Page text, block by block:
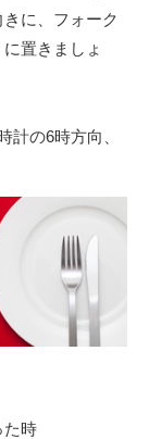
に、フォーク
置きましょ
の6時方向、
た時